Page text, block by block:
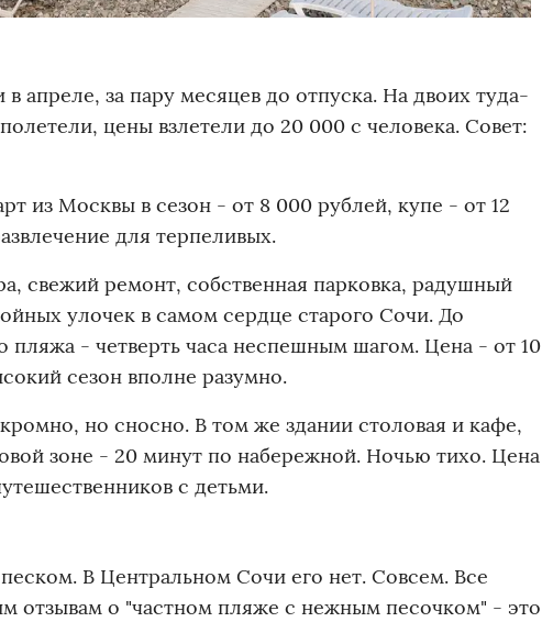
за пару месяцев до отпуска. На двоих туда-
цены взлетели до 20 000 с человека. Совет:
из Москвы в сезон - от 8 000 рублей, купе - от 12
для терпеливых.
свежий ремонт, собственная парковка, радушный
улочек в самом сердце старого Сочи. До
- четверть часа неспешным шагом. Цена - от 10
сезон вполне разумно.
но сносно. В том же здании столовая и кафе,
зоне - 20 минут по набережной. Ночью тихо. Цена
с детьми.
В Центральном Сочи его нет. Совсем. Все
отзывам о "частном пляже с нежным песочком" - это